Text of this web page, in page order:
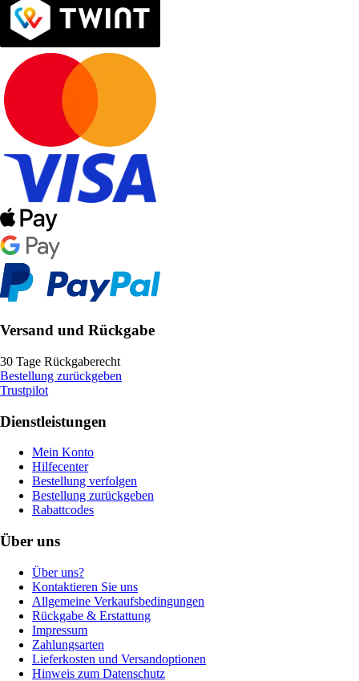
Versand und Rückgabe
30 Tage Rückgaberecht
Bestellung zurückgeben
Trustpilot
Dienstleistungen
Mein Konto
Hilfecenter
Bestellung verfolgen
Bestellung zurückgeben
Rabattcodes
Über uns
Über uns?
Kontaktieren Sie uns
Allgemeine Verkaufsbedingungen
Rückgabe & Erstattung
Impressum
Zahlungsarten
Lieferkosten und Versandoptionen
Hinweis zum Datenschutz